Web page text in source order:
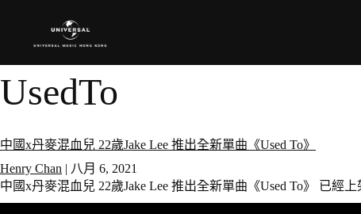
UsedTo
中國x丹麥混血兒 22歲Jake Lee 推出全新單曲《Used To》
Henry Chan | 八月 6, 2021
中國x丹麥混血兒 22歲Jake Lee 推出全新單曲《Used To》 已經